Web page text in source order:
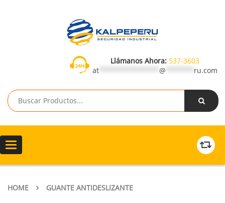
Llámanos Ahora: 537-3603
at
@ ru.com
Toggle
navigation
HOME GUANTE ANTIDESLIZANTE